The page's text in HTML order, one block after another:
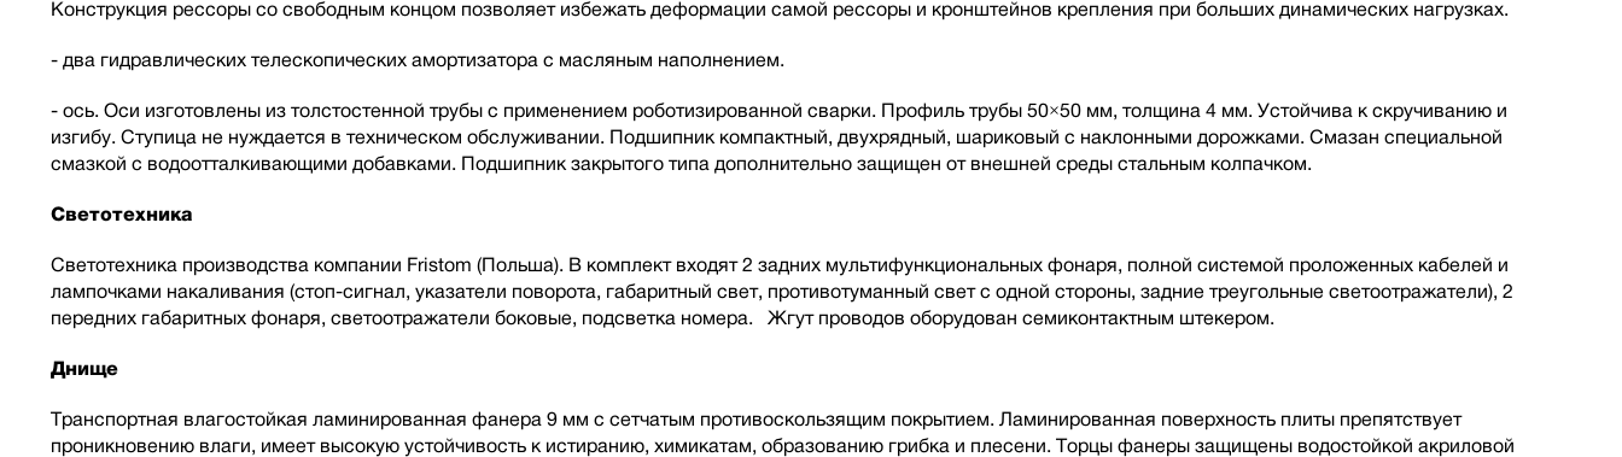
Конструкция рессоры со свободным концом позволяет избежать деформации самой рессоры и кронштейнов крепления при больших динамических нагрузках.
- два гидравлических телескопических амортизатора с масляным наполнением.
- ось. Оси изготовлены из толстостенной трубы с применением роботизированной сварки. Профиль трубы 50×50 мм, толщина 4 мм. Устойчива к скручиванию и
изгибу. Ступица не нуждается в техническом обслуживании. Подшипник компактный, двухрядный, шариковый с наклонными дорожками. Смазан специальной
смазкой с водоотталкивающими добавками. Подшипник закрытого типа дополнительно защищен от внешней среды стальным колпачком.
Светотехника
Светотехника производства компании Fristom (Польша). В комплект входят 2 задних мультифункциональных фонаря, полной cистемой проложенных кабелей и
лампочками накаливания (стоп-сигнал, указатели поворота, габаритный свет, противотуманный свет с одной стороны, задние треугольные светоотражатели), 2
передних габаритных фонаря, светоотражатели боковые, подсветка номера. Жгут проводов оборудован семиконтактным штекером.
Днище
Транспортная влагостойкая ламинированная фанера 9 мм с сетчатым противоскользящим покрытием. Ламинированная поверхность плиты препятствует
проникновению влаги, имеет высокую устойчивость к истиранию, химикатам, образованию грибка и плесени. Торцы фанеры защищены водостойкой акриловой